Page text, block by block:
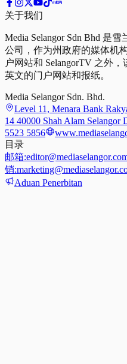
关于我们
Media Selangor Sdn Bhd 是
公司，作为州政府的媒体机
户网站和 SelangorTV 之外
英文的门户网站和报纸。
Media Selangor Sdn. Bhd.
Level 11, Menara Bank
14 40000 Shah Alam Selangor
5523 5856
目录
邮箱:
销:
Aduan Penerbitan